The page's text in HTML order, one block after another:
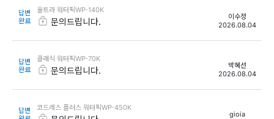
답변
완료
울트라 워터픽WP-140K
문의드립니다.
이수정
2026.08.04
답변
완료
클래식 워터픽WP-70K
문의드립니다.
박혜선
2026.08.04
답변
코드레스 플러스 워터픽WP-450K
gioia